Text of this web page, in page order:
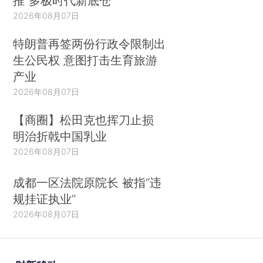
2026年08月07日
特朗普再签两份行政令限制出
生公民权 意图打击生育旅游
产业
2026年08月07日
【商圈】松田克也挥刀止损
明治折戟中国乳业
2026年08月07日
成都一区法院原院长 被指“违
规挂证执业”
2026年08月07日